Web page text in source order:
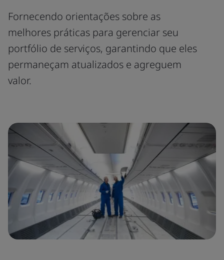
Fornecendo orientações sobre as
melhores práticas para gerenciar seu
portfólio de serviços, garantindo que eles
permaneçam atualizados e agreguem
valor.